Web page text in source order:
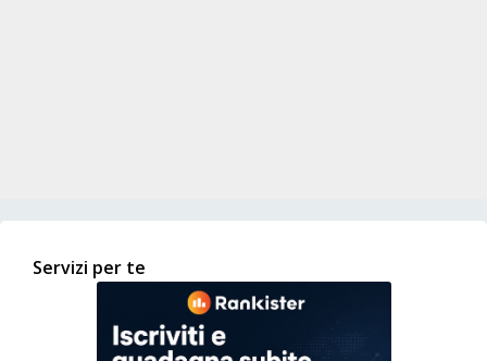
Servizi per te